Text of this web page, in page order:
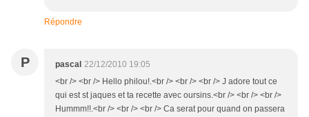
Répondre
P pascal 22/12/2010 19:05
<br /> <br /> Hello philou!.<br /> <br /> <br /> J adore tout ce
qui est st jaques et ta recette avec oursins.<br /> <br /> <br />
Hummm!!.<br /> <br /> <br /> Ca serat pour quand on passera